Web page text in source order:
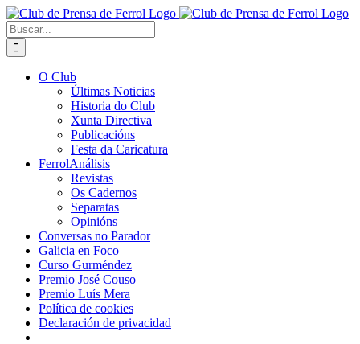
Saltar
al
contenido
Buscar:
O Club
Últimas Noticias
Historia do Club
Xunta Directiva
Publicacións
Festa da Caricatura
FerrolAnálisis
Revistas
Os Cadernos
Separatas
Opinións
Conversas no Parador
Galicia en Foco
Curso Gurméndez
Premio José Couso
Premio Luís Mera
Política de cookies
Declaración de privacidad